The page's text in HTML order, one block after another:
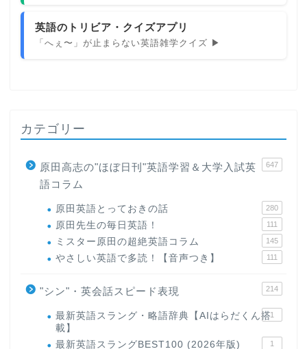
英語のトリビア・クイズアプリ
「へぇ〜」が止まらない英語雑学クイズ ▶
カテゴリー
原田高志の"ほぼ日刊"英語学習＆大学入試英
語コラム
647
原田英語とっておきの話 280
原田先生の毎日英語！ 111
ミスター原田の超絶英語コラム 145
やさしい英語で多読！【音声つき】 111
"シン"・英会話スピード表現 214
最新英語スラング・略語辞典【AIはらだくん搭
載】
1
最新英語スラングBEST100 (2026年版) 1